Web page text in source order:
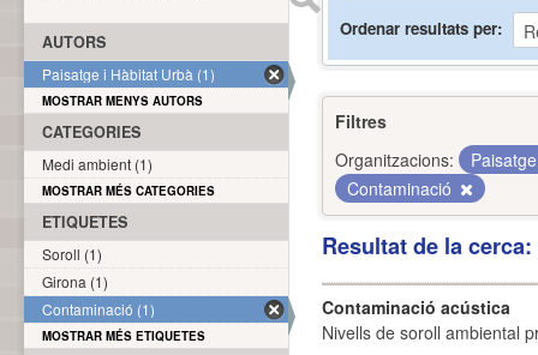
Ordenar resultats per
Filtres
Organitzacions:
Contaminació
Resultat de la
Contaminació acústica
Nivells de soroll ambiental
AUTORS
Paisatge i Hàbitat Urbà (1)
MOSTRAR MENYS AUTORS
CATEGORIES
Medi ambient (1)
MOSTRAR MÉS CATEGORIES
ETIQUETES
Soroll (1)
Girona (1)
Contaminació (1)
MOSTRAR MÉS ETIQUETES